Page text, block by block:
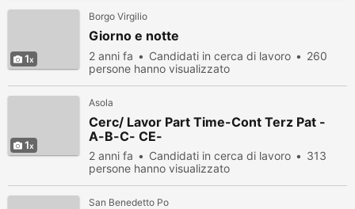
1
Borgo Virgilio
Giorno e notte
2 anni fa Candidati in cerca di lavoro
260
persone hanno visualizzato
1
Asola
Cerc/ Lavor Part Time-Cont Terz Pat -
A-B-C- CE-
2 anni fa Candidati in cerca di lavoro
313
persone hanno visualizzato
San Benedetto Po